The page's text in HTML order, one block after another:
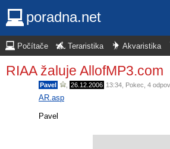
poradna.net
Počítače Teraristika Akvaristika
RIAA žaluje AllofMP3.com
Pavel 26.12.2006 13:34 Pokec , 4
AR.asp
Pavel